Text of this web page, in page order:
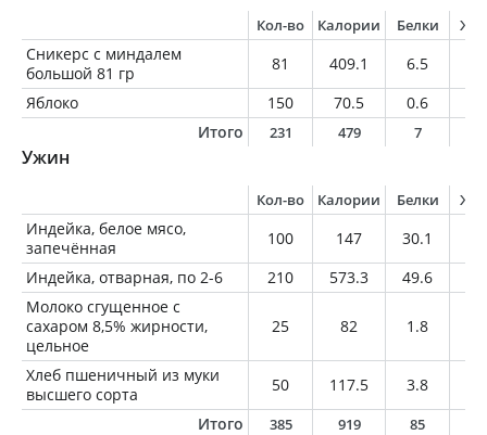
Кол-во Калории Белки
Сникерс с миндалем
большой 81 гр
81 409.1 6.5
Яблоко
150 70.5 0.6
Итого
231 479 7
Ужин
Кол-во Калории Белки
Индейка, белое мясо,
запечённая
100 147 30.1
Индейка, отварная, по 2-6
210 573.3 49.6
Молоко сгущенное с
сахаром 8,5% жирности,
цельное
25 82 1.8
Хлеб пшеничный из муки
высшего сорта
50 117.5 3.8
Итого
385 919 85